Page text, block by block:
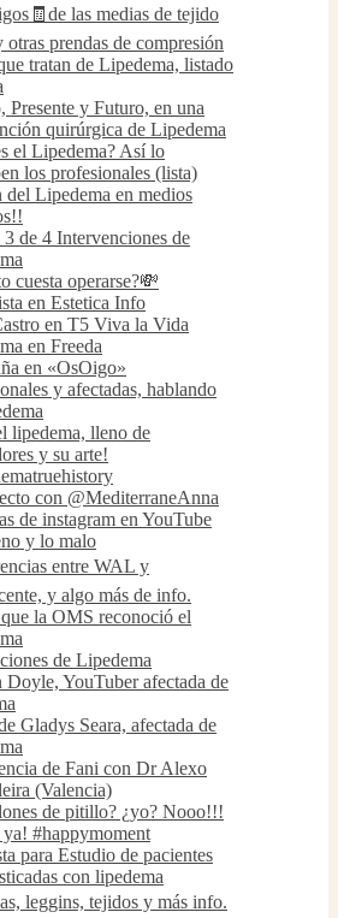
las medias de tejido
otras prendas de compresión
tratan de Lipedema, listado
Presente y Futuro, en una
quirúrgica de Lipedema
el Lipedema? Así lo
los profesionales (lista)
del Lipedema en medios
3 de 4 Intervenciones de
cuesta operarse?💸
en Estetica Info
en T5 Viva la Vida
en Freeda
en «OsOigo»
y afectadas, hablando
lipedema, lleno de
y su arte!
con @MediterraneAnna
de instagram en YouTube
y lo malo
entre WAL y
y algo más de info.
la OMS reconoció el
de Lipedema
Doyle, YouTuber afectada de
Gladys Seara, afectada de
de Fani con Dr Alexo
(Valencia)
de pitillo? ¿yo? Nooo!!!
ya! #happymoment
para Estudio de pacientes
con lipedema
leggins, tejidos y más info.